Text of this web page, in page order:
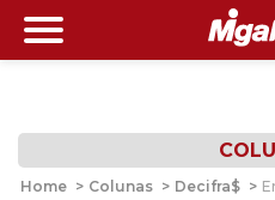
Home > Colunas > Decifra$ >